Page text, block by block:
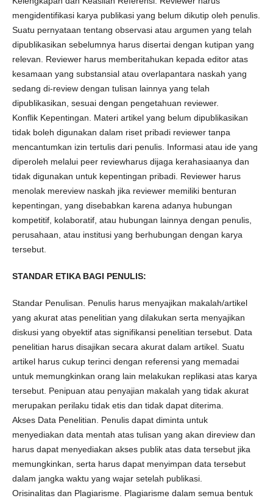
mengidentifikasi karya publikasi yang belum dikutip oleh penulis.
Suatu pernyataan tentang observasi atau argumen yang telah
dipublikasikan sebelumnya harus disertai dengan kutipan yang
relevan. Reviewer harus memberitahukan kepada editor atas
kesamaan yang substansial atau overlapantara naskah yang
sedang di-review dengan tulisan lainnya yang telah
dipublikasikan, sesuai dengan pengetahuan reviewer.
Konflik Kepentingan. Materi artikel yang belum dipublikasikan
tidak boleh digunakan dalam riset pribadi reviewer tanpa
mencantumkan izin tertulis dari penulis. Informasi atau ide yang
diperoleh melalui peer reviewharus dijaga kerahasiaanya dan
tidak digunakan untuk kepentingan pribadi. Reviewer harus
menolak mereview naskah jika reviewer memiliki benturan
kepentingan, yang disebabkan karena adanya hubungan
kompetitif, kolaboratif, atau hubungan lainnya dengan penulis,
perusahaan, atau institusi yang berhubungan dengan karya
tersebut.
STANDAR ETIKA BAGI PENULIS:
Standar Penulisan. Penulis harus menyajikan makalah/artikel
yang akurat atas penelitian yang dilakukan serta menyajikan
diskusi yang obyektif atas signifikansi penelitian tersebut. Data
penelitian harus disajikan secara akurat dalam artikel. Suatu
artikel harus cukup terinci dengan referensi yang memadai
untuk memungkinkan orang lain melakukan replikasi atas karya
tersebut. Penipuan atau penyajian makalah yang tidak akurat
merupakan perilaku tidak etis dan tidak dapat diterima.
Akses Data Penelitian. Penulis dapat diminta untuk
menyediakan data mentah atas tulisan yang akan direview dan
harus dapat menyediakan akses publik atas data tersebut jika
memungkinkan, serta harus dapat menyimpan data tersebut
dalam jangka waktu yang wajar setelah publikasi.
Orisinalitas dan Plagiarisme. Plagiarisme dalam semua bentuk